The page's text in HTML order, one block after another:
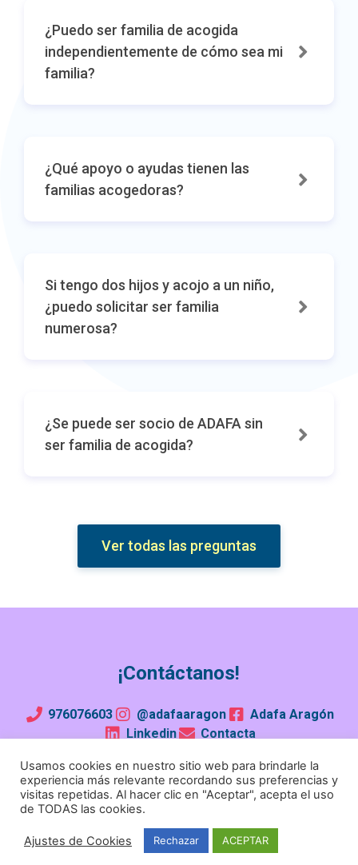
¿Puedo ser familia de acogida
independientemente de cómo sea mi
familia?
¿Qué apoyo o ayudas tienen las
familias acogedoras?
Si tengo dos hijos y acojo a un niño,
¿puedo solicitar ser familia
numerosa?
¿Se puede ser socio de ADAFA sin
ser familia de acogida?
Ver todas las preguntas
¡Contáctanos!
976076603 @adafaaragon
Adafa Aragón
Linkedin
Contacta
¡Conviértete en familia de acogida!
Aviso legalPolítica de privacidad
Política de cookies
Usamos cookies en nuestro sitio web para brindarle la
experiencia más relevante recordando sus preferencias y
visitas repetidas. Al hacer clic en "Aceptar", acepta el uso
de TODAS las cookies.
Ajustes de Cookies Rechazar ACEPTAR